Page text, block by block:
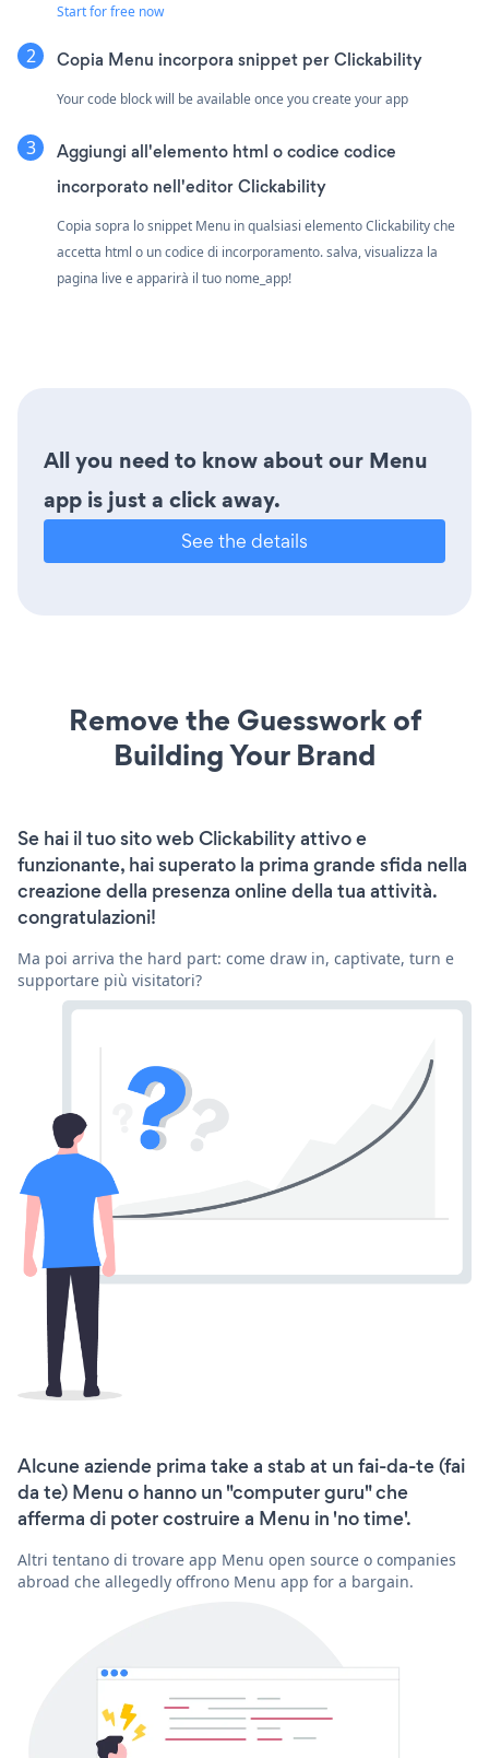
Start for free now
Copia Menu incorpora snippet per Clickability
Your code block will be available once you create your app
Aggiungi all'elemento html o codice codice
incorporato nell'editor Clickability
Copia sopra lo snippet Menu in qualsiasi elemento Clickability che
accetta html o un codice di incorporamento. salva, visualizza la
pagina live e apparirà il tuo nome_app!
All you need to know about our Menu
app is just a click away.
See the details
Remove the Guesswork of
Building Your Brand
Se hai il tuo sito web Clickability attivo e
funzionante, hai superato la prima grande sfida nella
creazione della presenza online della tua attività.
congratulazioni!
Ma poi arriva the hard part: come draw in, captivate, turn e
supportare più visitatori?
Alcune aziende prima take a stab at un fai-da-te (fai
da te) Menu o hanno un "computer guru" che
afferma di poter costruire a Menu in 'no time'.
Altri tentano di trovare app Menu open source o companies
abroad che allegedly offrono Menu app for a bargain.